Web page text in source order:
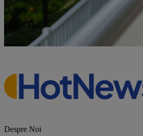
Despre Noi